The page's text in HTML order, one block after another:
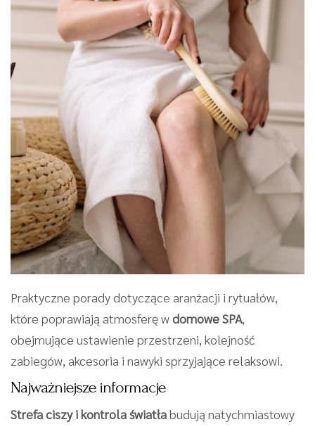
Praktyczne porady dotyczące aranżacji i rytuałów,
które poprawiają atmosferę wdomowe SPA,
obejmujące ustawienie przestrzeni, kolejność
zabiegów, akcesoria i nawyki sprzyjające relaksowi.
Najważniejsze informacje
Strefa ciszy i kontrola światłabudują natychmiastowy